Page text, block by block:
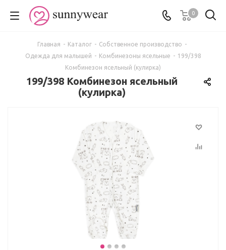
0
Главная - Каталог - Собственное производство -
Одежда для малышей - Комбинезоны ясельные - 199/398
Комбинезон ясельный (кулирка)
199/398 Комбинезон ясельный
(кулирка)